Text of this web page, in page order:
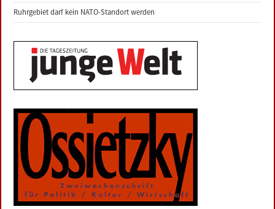
Ruhrgebiet darf kein NATO-Standort werden